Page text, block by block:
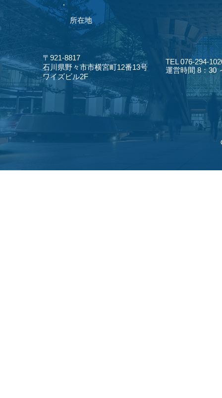
​所在地
〒921-8817
​石川県野々市市横宮町12番13号
​ワイズビル2F
TEL 076-294-
運営時間 8：30